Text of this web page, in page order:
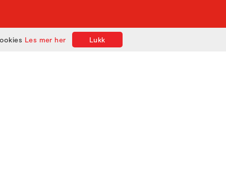
Lukk
Les mer her